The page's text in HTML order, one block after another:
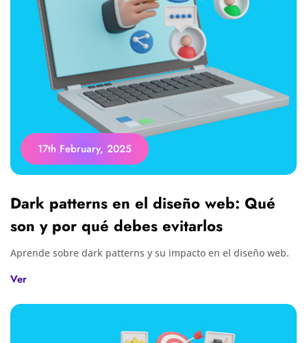
17th February, 2025
Dark patterns en el diseño web: Qué
son y por qué debes evitarlos
Aprende sobre dark patterns y su impacto en el diseño web.
Ver